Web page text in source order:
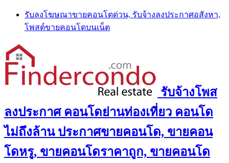
Skip
content
รับลงโฆษณาขายคอนโดด่วน, รับจ้างลงประกาศอสังหา,
โพสต์ขายคอนโดบนเน็ต
รับจ้างโพส
ลงประกาศ คอนโดย่านท่องเที่ยว คอนโด
ไม่ถึงล้าน ประกาศขายคอนโด, ขายคอน
โดหรู, ขายคอนโดราคาถูก, ขายคอนโด